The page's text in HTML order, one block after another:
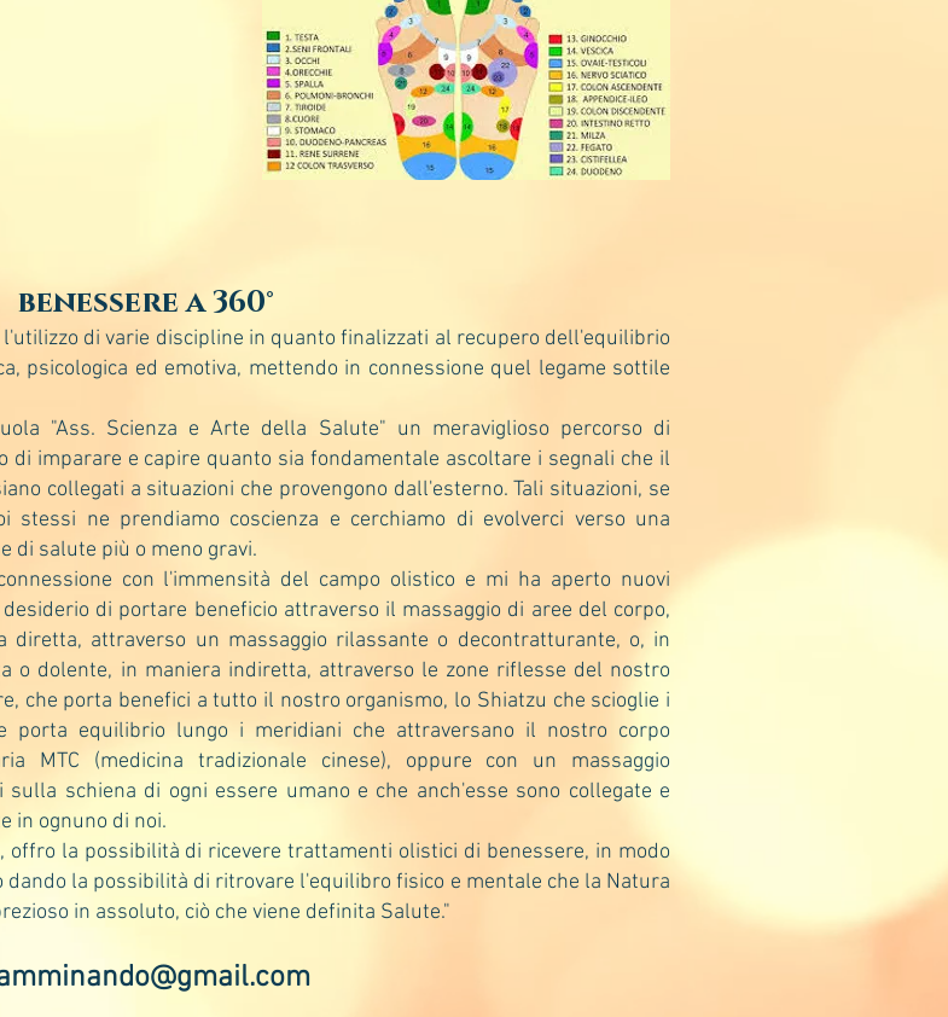
benessere a 360°
di varie discipline in quanto finalizzati al recupero dell'equilibrio
psicologica ed emotiva, mettendo in connessione quel legame sottile
"Ass. Scienza e Arte della Salute" un meraviglioso percorso di
di imparare e capire quanto sia fondamentale ascoltare i segnali che il
collegati a situazioni che provengono dall'esterno. Tali situazioni, se
stessi ne prendiamo coscienza e cerchiamo di evolverci verso una
di salute più o meno gravi.
con l'immensità del campo olistico e mi ha aperto nuovi
di portare beneficio attraverso il massaggio di aree del corpo,
diretta, attraverso un massaggio rilassante o decontratturante, o, in
o dolente, in maniera indiretta, attraverso le zone riflesse del nostro
che porta benefici a tutto il nostro organismo, lo Shiatzu che scioglie i
porta equilibrio lungo i meridiani che attraversano il nostro corpo
MTC (medicina tradizionale cinese), oppure con un massaggio
schiena di ogni essere umano e che anch'esse sono collegate e
in ognuno di noi.
offro la possibilità di ricevere trattamenti olistici di benessere, in modo
dando la possibilità di ritrovare l'equilibro fisico e mentale che la Natura
in assoluto, ciò che viene definita Salute."